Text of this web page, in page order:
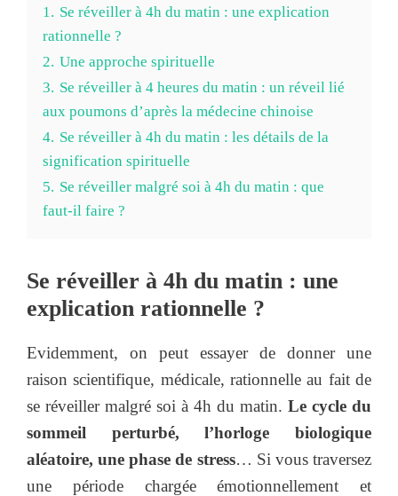
1. Se réveiller à 4h du matin : une explication
rationnelle ?
2. Une approche spirituelle
3. Se réveiller à 4 heures du matin : un réveil lié
aux poumons d’après la médecine chinoise
4. Se réveiller à 4h du matin : les détails de la
signification spirituelle
5. Se réveiller malgré soi à 4h du matin : que
faut-il faire ?
Se réveiller à 4h du matin : une
explication rationnelle ?
Evidemment, on peut essayer de donner une
raison scientifique, médicale, rationnelle au fait de
se réveiller malgré soi à 4h du matin. Le cycle du
sommeil perturbé, l’horloge biologique
aléatoire, une phase de stress… Si vous traversez
une période chargée émotionnellement et